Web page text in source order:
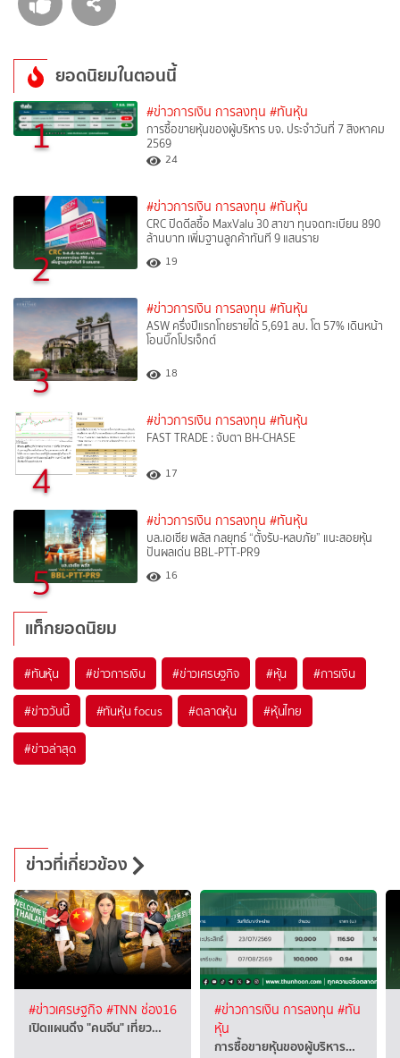
ยอดนิยมในตอนนี้
1 #ข่าวการเงิน การลงทุน #ทันหุ้น
การซื้อขายหุ้นของผู้บริหาร บจ. ประจำวันที่ 7 สิงหาคม
2569
24
2
#ข่าวการเงิน การลงทุน #ทันหุ้น
CRC ปิดดีลซื้อ MaxValu 30 สาขา ทุนจดทะเบียน 890
ล้านบาท เพิ่มฐานลูกค้าทันที 9 แสนราย
19
3
#ข่าวการเงิน การลงทุน #ทันหุ้น
ASW ครึ่งปีแรกโกยรายได้ 5,691 ลบ. โต 57% เดินหน้า
โอนบิ๊กโปรเจ็กต์
18
4
#ข่าวการเงิน การลงทุน #ทันหุ้น
FAST TRADE : จับตา BH-CHASE
17
5
#ข่าวการเงิน การลงทุน #ทันหุ้น
บล.เอเซีย พลัส กลยุทธ์ “ตั้งรับ-หลบภัย” แนะสอยหุ้น
ปันผลเด่น BBL-PTT-PR9
16
แท็กยอดนิยม
#ทันหุ้น #ข่าวการเงิน #ข่าวเศรษฐกิจ #หุ้น #การเงิน
#ข่าววันนี้ #ทันหุ้น focus #ตลาดหุ้น #หุ้นไทย
#ข่าวล่าสุด
ข่าวที่เกี่ยวข้อง
#ข่าวเศรษฐกิจ #TNN ช่อง16
เปิดแผนดึง "คนจีน" เที่ยว…
#ข่าวการเงิน การลงทุน #ทัน
หุ้น
การซื้อขายหุ้นของผู้บริหาร…